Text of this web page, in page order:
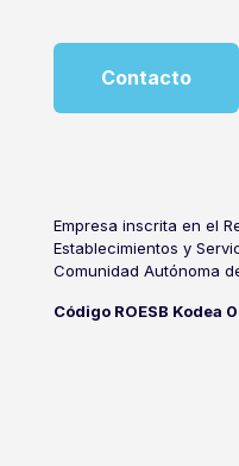
Contacto
Empresa inscrita en el
Establecimientos y
Comunidad Autónoma
Código ROESB Kodea